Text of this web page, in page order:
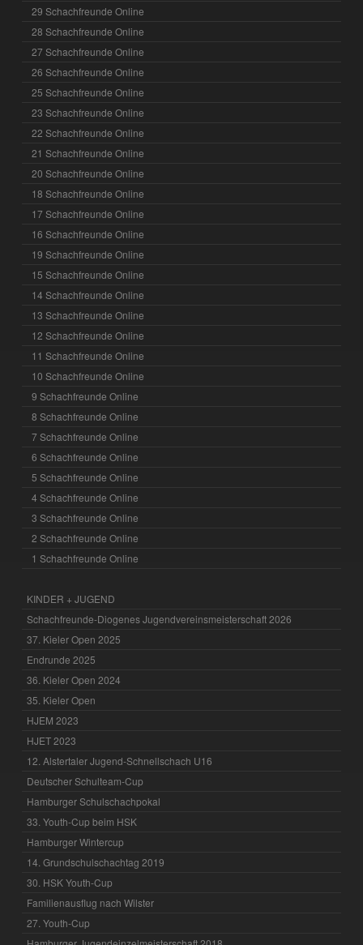
29 Schachfreunde Online
28 Schachfreunde Online
27 Schachfreunde Online
26 Schachfreunde Online
25 Schachfreunde Online
23 Schachfreunde Online
22 Schachfreunde Online
21 Schachfreunde Online
20 Schachfreunde Online
18 Schachfreunde Online
17 Schachfreunde Online
16 Schachfreunde Online
19 Schachfreunde Online
15 Schachfreunde Online
14 Schachfreunde Online
13 Schachfreunde Online
12 Schachfreunde Online
11 Schachfreunde Online
10 Schachfreunde Online
9 Schachfreunde Online
8 Schachfreunde Online
7 Schachfreunde Online
6 Schachfreunde Online
5 Schachfreunde Online
4 Schachfreunde Online
3 Schachfreunde Online
2 Schachfreunde Online
1 Schachfreunde Online
KINDER + JUGEND
Schachfreunde-Diogenes Jugendvereinsmeisterschaft 2026
37. Kieler Open 2025
Endrunde 2025
36. Kieler Open 2024
35. Kieler Open
HJEM 2023
HJET 2023
12. Alstertaler Jugend-Schnellschach U16
Deutscher Schulteam-Cup
Hamburger Schulschachpokal
33. Youth-Cup beim HSK
Hamburger Wintercup
14. Grundschulschachtag 2019
30. HSK Youth-Cup
Familienausflug nach Wilster
27. Youth-Cup